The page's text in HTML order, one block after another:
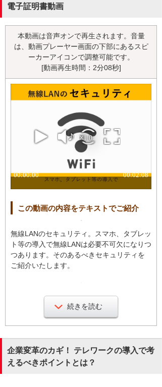
電子証明書動画
本動画は音声オンで再生されます。音量
は、動画プレーヤー画面の下部にあるスピ
ーカーアイコンで調整可能です。
[動画再生時間：2分08秒]
この動画の内容をテキストでご紹介
無線LANのセキュリティ。スマホ、タブレッ
ト等の導入で無線LANは必要不可欠になりつ
つあります。そのあるべきセキュリティを
ご紹介いたします。
・無線LANのリスクって何？
無線LANの電波は建物の外にも飛びます。そ
のため盗聴される危険があります。社内の
ネットワークに入られ機密情報が漏れま
す。関連企業や取引先に攻撃を仕掛けられ
るリスクもあります。
続きを読む
企業変革のカギ！ テレワークの導入で考
えるべきポイントとは？